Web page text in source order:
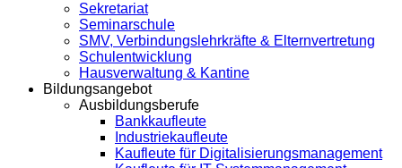
Sekretariat
Seminarschule
SMV, Verbindungslehrkräfte & Elternvertretung
Schulentwicklung
Hausverwaltung & Kantine
Bildungsangebot
Ausbildungsberufe
Bankkaufleute
Industriekaufleute
Kaufleute für Digitalisierungsmanagement